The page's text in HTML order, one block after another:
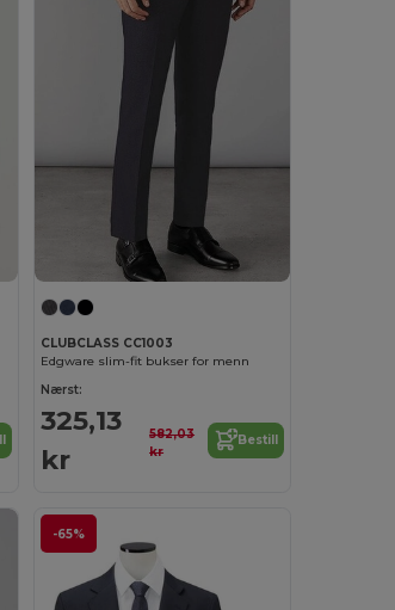
CLUBCLASS CC1003
Edgware slim-fit bukser for menn
Nærst:
325,13
kr
582,03
kr
Bestill
-65%